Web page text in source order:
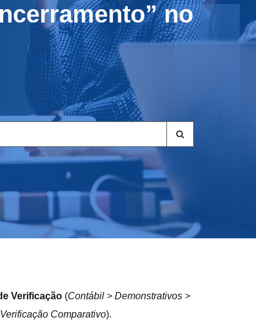
no
Verificação (Contábil > Demonstrativos >
Comparativo).